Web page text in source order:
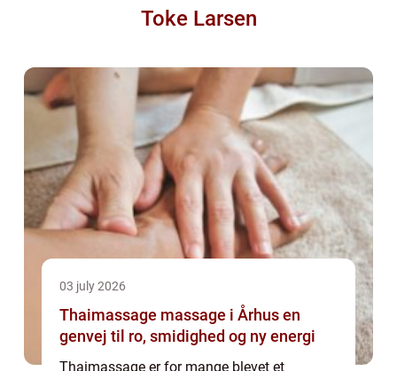
Toke Larsen
03 july 2026
Thaimassage massage i Århus en
genvej til ro, smidighed og ny energi
Thaimassage er for mange blevet et